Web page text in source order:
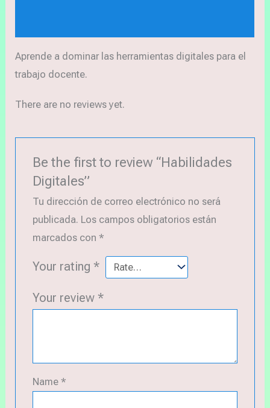
Aprende a dominar las herramientas digitales para el
trabajo docente.
There are no reviews yet.
Be the first to review “Habilidades
Digitales”
Tu dirección de correo electrónico no será
publicada. Los campos obligatorios están
marcados con *
Your rating *
Your review *
Name *